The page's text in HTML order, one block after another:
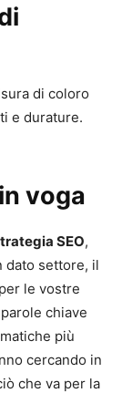
di coloro
e durature.
voga
SEO,
dato settore, il
le vostre
chiave
più
cercando in
che va per la